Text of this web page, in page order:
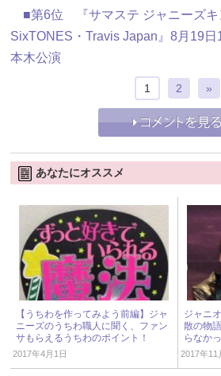
■第6位 『サマステ ジャニーズキ
SixTONES・Travis Japan』8月19
本木公演
1 2 »
あなたにオススメ
【うちわを作ってみよう前編】ジャ
ニーズのうちわ職人に聞く、ファン
サもらえるうちわのポイント！
2017年4月1日
ジャニ
散の物
らなか
2017年11